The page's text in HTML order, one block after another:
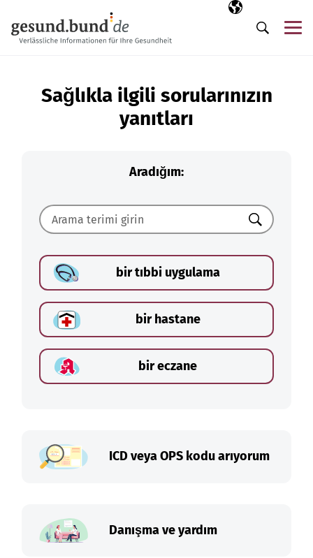
Seçili dil
TR
Arama
Sağlıkla ilgili sorularınızın
yanıtları
Aradığım:
Ara
bir tıbbi uygulama
bir hastane
bir eczane
ICD veya OPS kodu arıyorum
Danışma ve yardım